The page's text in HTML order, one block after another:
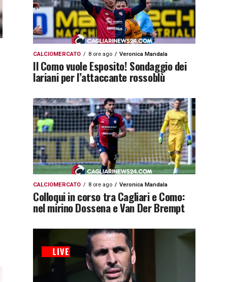
CALCIOMERCATO 8 ore ago Veronica Mandala
Il Como vuole Esposito! Sondaggio dei
lariani per l’attaccante rossoblù
CALCIOMERCATO 8 ore ago Veronica Mandala
Colloqui in corso tra Cagliari e Como:
nel mirino Dossena e Van Der Brempt